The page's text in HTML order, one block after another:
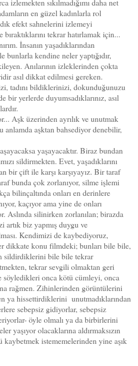
izlemekten sıkılmadığımı daha net
en güzel kadınlarla rol
efekt sahnelerini izlemeyi
tekrar hatırlamak için...
İnsanın yaşadıklarından
kendine neler yaptığıdır,
Anılarının izleklerinden çokta
asıl dikkat edilmesi gereken.
tadını bildiklerinizi, dokunduğunuzu
yerlerde duyumsadıklarınız, asıl
Aşk üzerinden ayrılık ve unutmak
anlamda aşktan bahsediyor denebilir,
yaşayacaktır. Biraz bundan
sildirmekten. Evet, yaşadıklarını
bir çift ile karşı karşıyayız. Bir taraf
bunda çok zorlanıyor, silme işlemi
bilinçaltında onları en derinlere
kaçıyor ama yine de onları
Aslında silinirken zorlanılan; birazda
artık biz yapmış duygu ve
Kendimizi de kaybediyoruz,
dikkate konu filmdeki; bunları bile bile,
sildirdiklerini bile bile tekrar
tekrar sevgili olmaktan geri
söyledikleri onca kötü cümleyi, onca
rağmen. Zihinlerinden görüntülerini
ya hissettirdiklerini unutmadıklarından
sebepsiz gidiyorlar, sebepsiz
öyle olmalı ya da birbirlerini
yaşıyor olacaklarına aldırmaksızın
kaybetmek istememelerinden yine aşık